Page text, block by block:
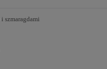
i szmaragdami